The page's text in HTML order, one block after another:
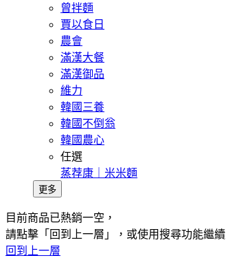
曾拌麵
賈以食日
農會
滿漢大餐
滿漢御品
維力
韓國三養
韓國不倒翁
韓國農心
任選
蒸荐康｜米米麵
更多
目前商品已熱銷一空，
請點擊「回到上一層」，或使用搜尋功能繼
回到上一層